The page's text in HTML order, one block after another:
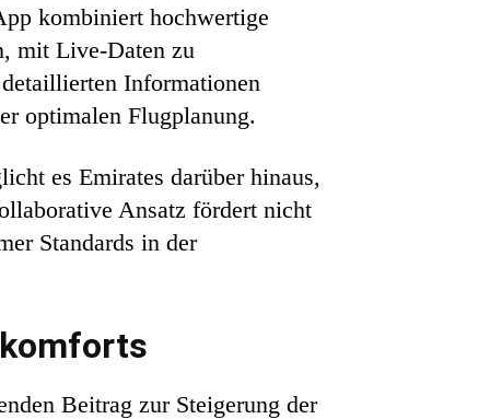
kombiniert hochwertige
mit Live-Daten zu
Informationen
optimalen Flugplanung.
es Emirates darüber hinaus,
Ansatz fördert nicht
Standards in der
Beitrag zur Steigerung der